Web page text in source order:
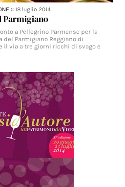
::18 luglio 2014
Parmigiano
a Pellegrino Parmense per la
del Parmigiano Reggiano di
il via a tre giorni ricchi di svago e